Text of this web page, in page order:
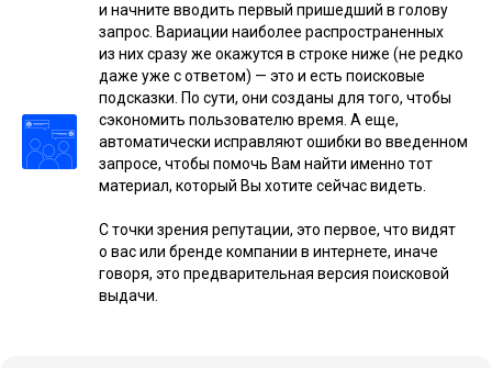
и начните вводить первый пришедший в голову
запрос. Вариации наиболее распространенных
из них сразу же окажутся в строке ниже (не редко
даже уже с ответом) — это и есть поисковые
подсказки. По сути, они созданы для того, чтобы
сэкономить пользователю время. А еще,
автоматически исправляют ошибки во введенном
запросе, чтобы помочь Вам найти именно тот
материал, который Вы хотите сейчас видеть.
С точки зрения репутации, это первое, что видят
о вас или бренде компании в интернете, иначе
говоря, это предварительная версия поисковой
выдачи.